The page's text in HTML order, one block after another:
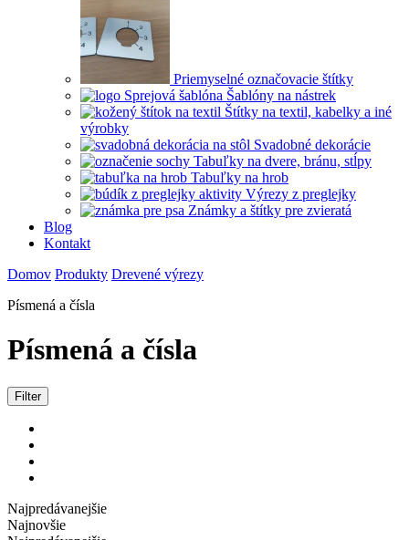
Priemyselné označovacie štítky
Šablóny na nástrek
Štítky na textil, kabelky a iné
výrobky
Svadobné dekorácie
Tabuľky na dvere, bránu, stĺpy
Tabuľky na hrob
Výrezy z preglejky
Známky a štítky pre zvieratá
Blog
Kontakt
Domov Produkty Drevené výrezy
Písmená a čísla
Písmená a čísla
Filter
Najpredávanejšie
Najnovšie